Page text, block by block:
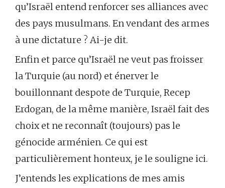
qu’Israël entend renforcer ses alliances avec
des pays musulmans. En vendant des armes
à une dictature ? Ai-je dit.
Enfin et parce qu’Israël ne veut pas froisser
la Turquie (au nord) et énerver le
bouillonnant despote de Turquie, Recep
Erdogan, de la même manière, Israël fait des
choix et ne reconnaît (toujours) pas le
génocide arménien. Ce qui est
particulièrement honteux, je le souligne ici.
J’entends les explications de mes amis